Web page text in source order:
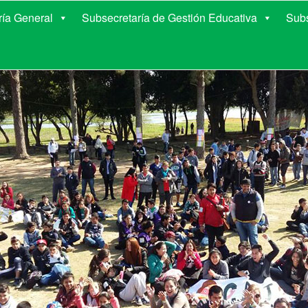
EDUCACIÓN DE
General Subsecretaría de Gestión Educativa